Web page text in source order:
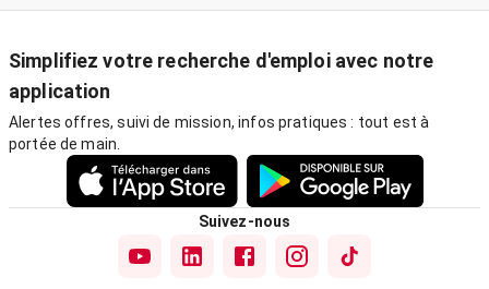
Simplifiez votre recherche d'emploi avec notre
application
Alertes offres, suivi de mission, infos pratiques : tout est à
portée de main.
Suivez-nous